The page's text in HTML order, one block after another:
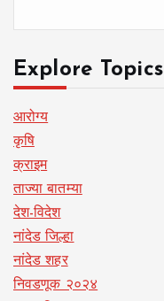
Explore Topics
आरोग्य
कृषि
क्राइम
ताज्या बातम्या
देश-विदेश
नांदेड जिल्हा
नांदेड शहर
निवडणूक २०२४